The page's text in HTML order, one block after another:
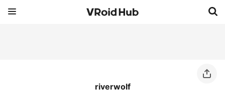
riverwolf